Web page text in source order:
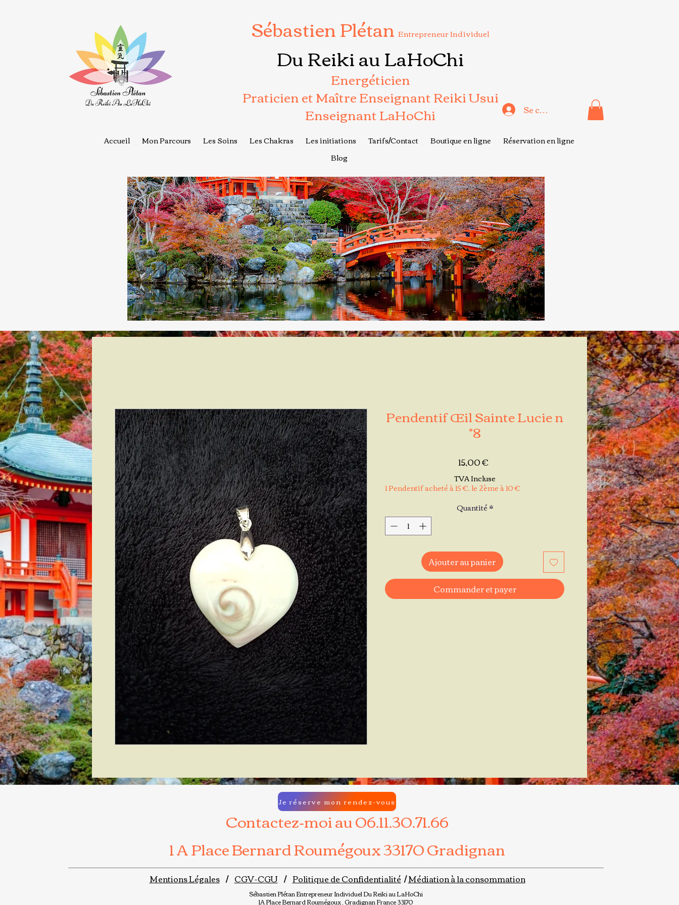
Sébastien Plétan Entrepreneur Individuel
Du Reiki au LaHoChi
Energéticien
Praticien et Maître Enseignant Reiki Usui
Enseignant LaHoChi Se connecter
Accueil Mon Parcours Les Soins Les Chakras Les initiations Tarifs/Contact Boutique en ligne
Réservation en ligne
Blog
Pendentif Œil Sainte Lucie n
°8
15,00 €Prix
TVA Incluse
1 Pendentif acheté à 15 €, le 2ème à 10 €
Quantité*
Ajouter au panier
Commander et payer
Contactez-moi au 06.11.30.71.66
1 A Place Bernard Roumégoux 33170 Gradignan
Je réserve mon rendez-vous
Mentions Légales/ CGV-CGU/ Politique de Confidentialité /Médiation à la consommation
Sébastien PlétanEntrepreneur IndividuelDu Reiki au LaHoChi
1A Place Bernard Roumégoux , Gradignan France 33170